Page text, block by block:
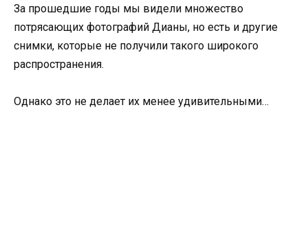
За прошедшие годы мы видели множество
потрясающих фотографий Дианы, но есть и другие
снимки, которые не получили такого широкого
распространения.
Однако это не делает их менее удивительными…